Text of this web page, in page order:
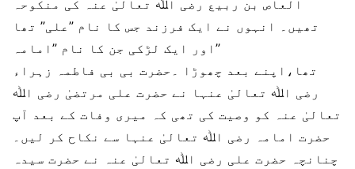
العاص بن ربیع رضی اﷲ تعالیٰ عنہ کی منکوحہ
تھیں۔ انہوں نے ایک فرزند جس کا نام ”علی” تھا
اور ایک لڑکی جن کا نام ”امامہ”
تھا،اپنے بعد چھوڑا ۔حضرت بی بی فاطمہ زہراء
رضی اﷲ تعالیٰ عنہا نے حضرت علی مرتضیٰ رضی اﷲ
تعالیٰ عنہ کو وصیت کی تھی کہ میری وفات کے بعد آپ
حضرت امامہ رضی اﷲ تعالیٰ عنہا سے نکاح کر لیں۔
چنانچہ حضرت علی رضی اﷲ تعالیٰ عنہ نے حضرت سیدہ